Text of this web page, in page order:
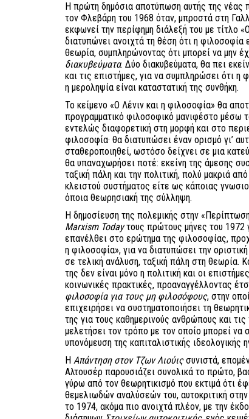
Η πρώτη δημόσια αποτύπωση αυτής της νέας
τον Φλεβάρη του 1968 όταν, μπροστά στη
εκφωνεί την περίφημη διάλεξή του με τίτλο
διατυπώνει ανοιχτά τη θέση ότι η φιλοσοφία
θεωρία, συμπληρώνοντας ότι μπορεί να μην
διακυβεύματα. Δύο διακυβεύματα, θα πει
και τις επιστήμες, για να συμπληρώσει ότι η
η μεροληψία είναι καταστατική της συνθήκη.
Το κείμενο «Ο Λένιν και η φιλοσοφία» θα
προγραμματικό φιλοσοφικό μανιφέστο μέσω
εντελώς διαφορετική στη μορφή και στο
φιλοσοφία· θα διατυπώσει έναν ορισμό γι’
σταθεροποιηθεί, ωστόσο δείχνει σε μια
θα υπαναχωρήσει ποτέ: εκείνη της άμεσης
ταξική πάλη και την πολιτική, πολύ μακριά
κλειστού συστήματος είτε ως κάποιας
όποια θεωρησιακή της σύλληψη.
Η δημοσίευση της πολεμικής στην
Marxism Todayτους πρώτους μήνες του 1972
επανέλθει στο ερώτημα της φιλοσοφίας,
η φιλοσοφία», για να διατυπώσει την
σε τελική ανάλυση, ταξική πάλη στη θεωρία.
της δεν είναι μόνο η πολιτική και οι
κοινωνικές πρακτικές, προαναγγέλλοντας
φιλοσοφία για τους μη φιλοσόφους, στην
επιχειρήσει να συστηματοποιήσει τη
της για τους καθημερινούς ανθρώπους και
μελετήσει τον τρόπο με τον οποίο μπορεί να
υπονόμευση της καπιταλιστικής ιδεολογικής
Η Απάντηση στον Τζων Λιούιςσυνιστά,
Αλτουσέρ παρουσιάζει συνολικά το πρώτο,
γύρω από τον θεωρητικισμό που εκτιμά ότι
θεμελιωδών αναλύσεών του, αυτοκριτική
το 1974, ακόμα πιο ανοιχτά πλέον, με την